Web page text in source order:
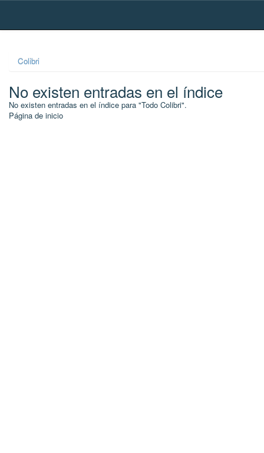
Skip
Colibri
No existen entradas en el índice
No existen entradas en el índice para "Todo Colibri".
Página de inicio